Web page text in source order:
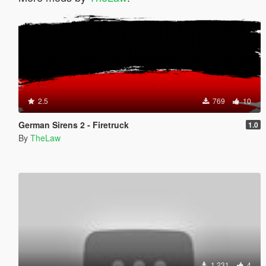
2.5 769 10
German Sirens 2 - Firetruck 1.0
By TheLaw